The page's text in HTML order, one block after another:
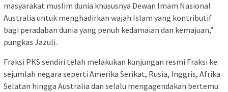
masyarakat muslim dunia khususnya Dewan Imam Nasional
Australia untuk menghadirkan wajah Islam yang kontributif
bagi peradaban dunia yang penuh kedamaian dan kemajuan,”
pungkas Jazuli.
Fraksi PKS sendiri telah melakukan kunjungan resmi Fraksi ke
sejumlah negara seperti Amerika Serikat, Rusia, Inggris, Afrika
Selatan hingga Australia dan selalu mengagendakan bertemu